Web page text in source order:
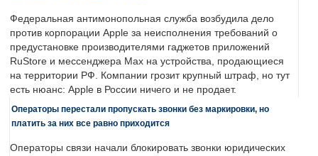
Федеральная антимонопольная служба возбудила дело
против корпорации Apple за неисполнения требований о
предустановке производителями гаджетов приложений
RuStore и мессенджера Max на устройства, продающиеся
на территории РФ. Компании грозит крупный штраф, но тут
есть нюанс: Apple в России ничего и не продает.
Операторы перестали пропускать звонки без маркировки, но
платить за них все равно приходится
Операторы связи начали блокировать звонки юридических